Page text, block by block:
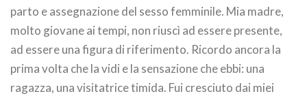
parto e assegnazione del sesso femminile. Mia madre,
molto giovane ai tempi, non riuscì ad essere presente,
ad essere una figura di riferimento. Ricordo ancora la
prima volta che la vidi e la sensazione che ebbi: una
ragazza, una visitatrice timida. Fui cresciuto dai miei